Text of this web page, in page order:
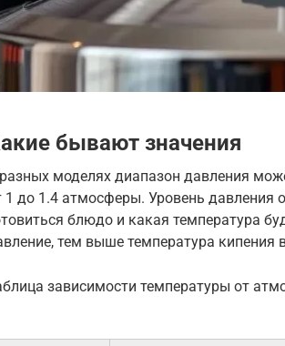
бывают значения
моделях диапазон давления
1 до 1.4 атмосферы. Уровень давления
блюдо и какая температура
тем выше температура кипения
зависимости температуры от